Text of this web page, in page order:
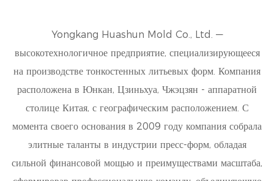
Yongkang Huashun Mold Co., Ltd. —
высокотехнологичное предприятие, специализирующееся
на производстве тонкостенных литьевых форм. Компания
расположена в Юнкан, Цзиньхуа, Чжэцзян - аппаратной
столице Китая, с географическим расположением. С
момента своего основания в 2009 году компания собрала
элитные таланты в индустрии пресс-форм, обладая
сильной финансовой мощью и преимуществами масштаба,